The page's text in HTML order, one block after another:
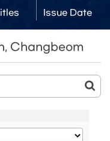
Issue Date
Changbeom